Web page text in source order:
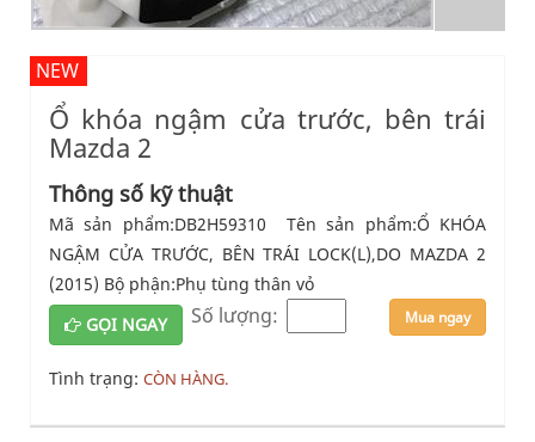
NEW
Ổ khóa ngậm cửa trước, bên trái
Mazda 2
Thông số kỹ thuật
Mã sản phẩm:DB2H59310 Tên sản phẩm:Ổ KHÓA
NGẬM CỬA TRƯỚC, BÊN TRÁI LOCK(L),DO MAZDA 2
(2015) Bộ phận:Phụ tùng thân vỏ
GỌI NGAY
Số lượng: Mua ngay
Tình trạng: CÒN HÀNG.